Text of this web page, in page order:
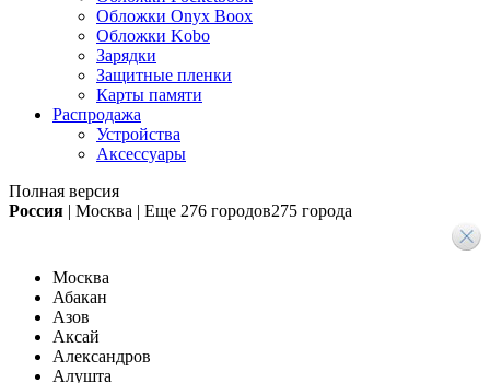
Обложки Onyx Boox
Обложки Kobo
Зарядки
Защитные пленки
Карты памяти
Распродажа
Устройства
Аксессуары
Полная версия
Россия | Москва | Еще 276 городов275 города
Москва
Абакан
Азов
Аксай
Александров
Алушта